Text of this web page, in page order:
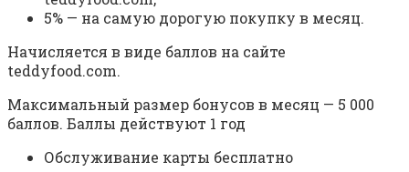
5% — на самую дорогую покупку в месяц.
Начисляется в виде баллов на сайте
teddyfood.com.
Максимальный размер бонусов в месяц — 5 000
баллов. Баллы действуют 1 год
Обслуживание карты бесплатно